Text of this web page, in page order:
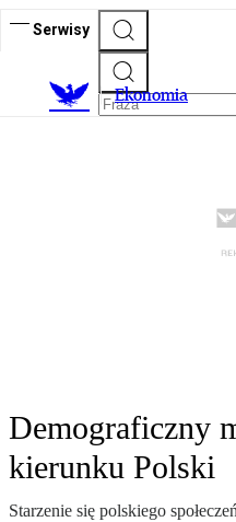
Serwisy
Ekonomia
Demograficzny
kierunku Polski
Starzenie się polskiego